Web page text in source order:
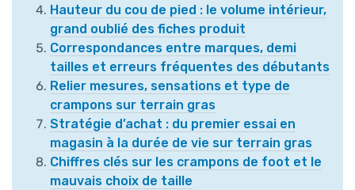
Hauteur du cou de pied : le volume intérieur,
grand oublié des fiches produit
Correspondances entre marques, demi
tailles et erreurs fréquentes des débutants
Relier mesures, sensations et type de
crampons sur terrain gras
Stratégie d’achat : du premier essai en
magasin à la durée de vie sur terrain gras
Chiffres clés sur les crampons de foot et le
mauvais choix de taille